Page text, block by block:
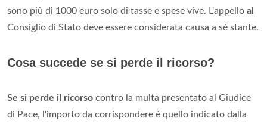
sono più di 1000 euro solo di tasse e spese vive. L'appello al
Consiglio di Stato deve essere considerata causa a sé stante.
Cosa succede se si perde il ricorso?
Se si perde il ricorso contro la multa presentato al Giudice
di Pace, l'importo da corrispondere è quello indicato dalla